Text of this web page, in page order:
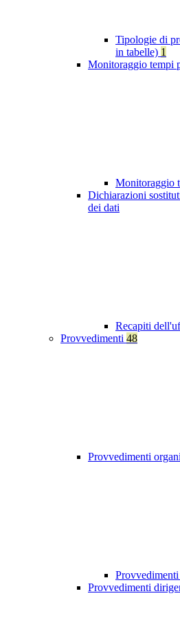
Tipologie di
in tabelle) 1
Monitoraggio tempi
Monitoraggio
Dichiarazioni
dei dati
Recapiti
Provvedimenti 48
Provvedimenti
Provvedimenti